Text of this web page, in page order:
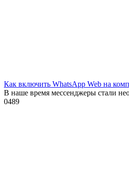
Как включить WhatsApp Web на
В наше время мессенджеры стали
0489